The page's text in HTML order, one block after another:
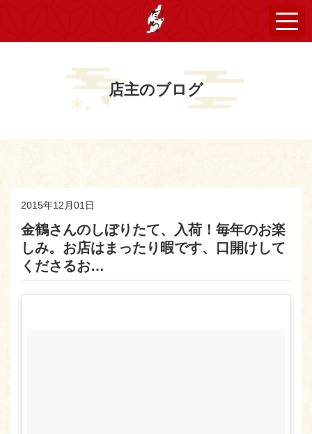
店主のブログ
2015年12月01日
金鶴さんのしぼりたて、入荷！毎年のお楽
しみ。お店はまったり暇です、口開けして
くださるお…